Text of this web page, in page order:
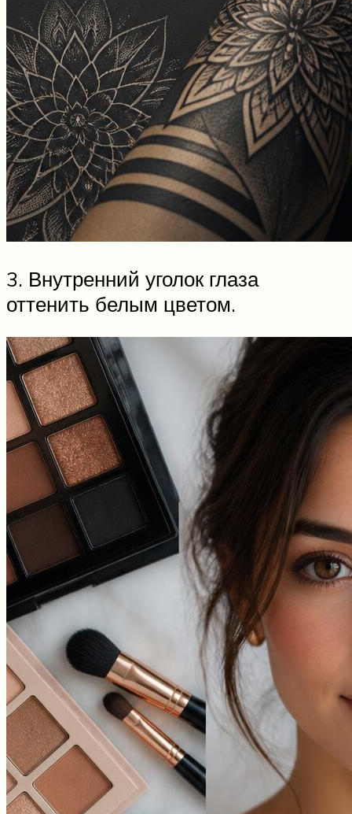
3. Внутренний уголок глаза
оттенить белым цветом.